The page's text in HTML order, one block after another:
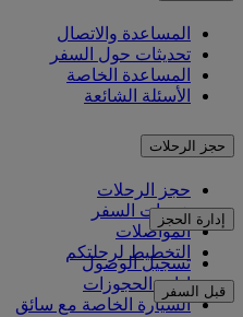
المساعدة والاتصال
تحديثات حول السفر
المساعدة الخاصة
الأسئلة الشائعة
حجز الرحلات
حجز الرحلات
خدمات السفر
المواصلات
التخطيط لرحلتكم
إدارة الحجز
تسجيل الوصول
إدارة الحجوزات
السيارة الخاصة مع سائق
قبل السفر